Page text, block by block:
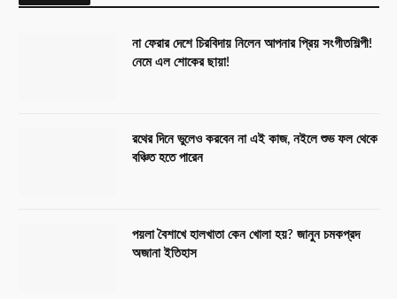
না ফেরার দেশে চিরবিদায় নিলেন আপনার প্রিয় সংগীতশিল্পী!
নেমে এল শোকের ছায়া!
রথের দিনে ভুলেও করবেন না এই কাজ, নইলে শুভ ফল থেকে
বঞ্চিত হতে পারেন
পয়লা বৈশাখে হালখাতা কেন খোলা হয়? জানুন চমকপ্রদ
অজানা ইতিহাস